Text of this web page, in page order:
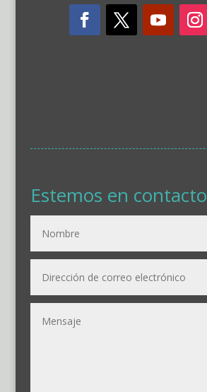
Estemos en contacto